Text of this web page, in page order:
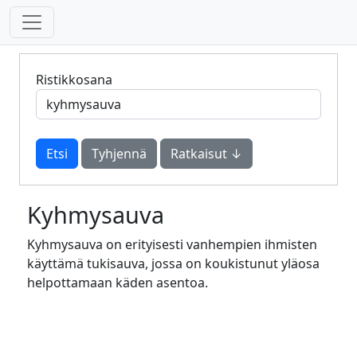
Ristikkosana
Tyhjennä Ratkaisut ↓
Kyhmysauva
Kyhmysauva on erityisesti vanhempien ihmisten
käyttämä tukisauva, jossa on koukistunut yläosa
helpottamaan käden asentoa.